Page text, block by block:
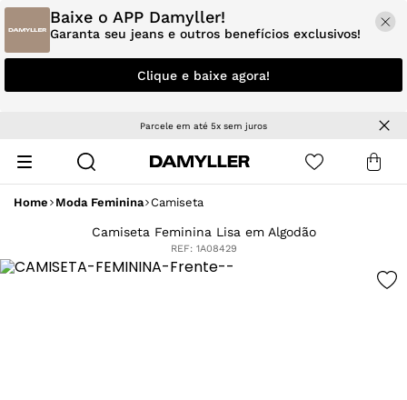
Baixe o APP Damyller!
Garanta seu jeans e outros benefícios exclusivos!
Clique e baixe agora!
Parcele em até 5x sem juros
Home Moda Feminina Camiseta
Camiseta Feminina Lisa em Algodão
REF: 1A08429